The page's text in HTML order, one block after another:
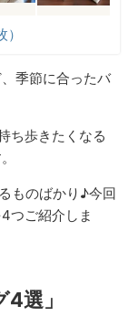
季節に合ったバ
ち歩きたくなる
ものばかり♪今回
つご紹介しま
選」